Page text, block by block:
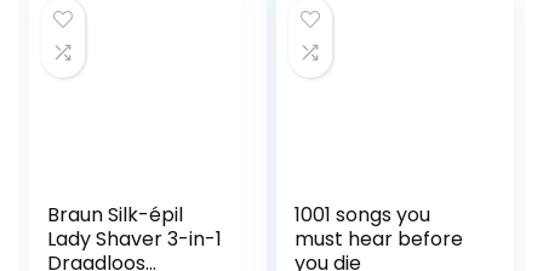
Braun Silk-épil
Lady Shaver 3-in-1
Draadloos
1001 songs you
must hear before
you die